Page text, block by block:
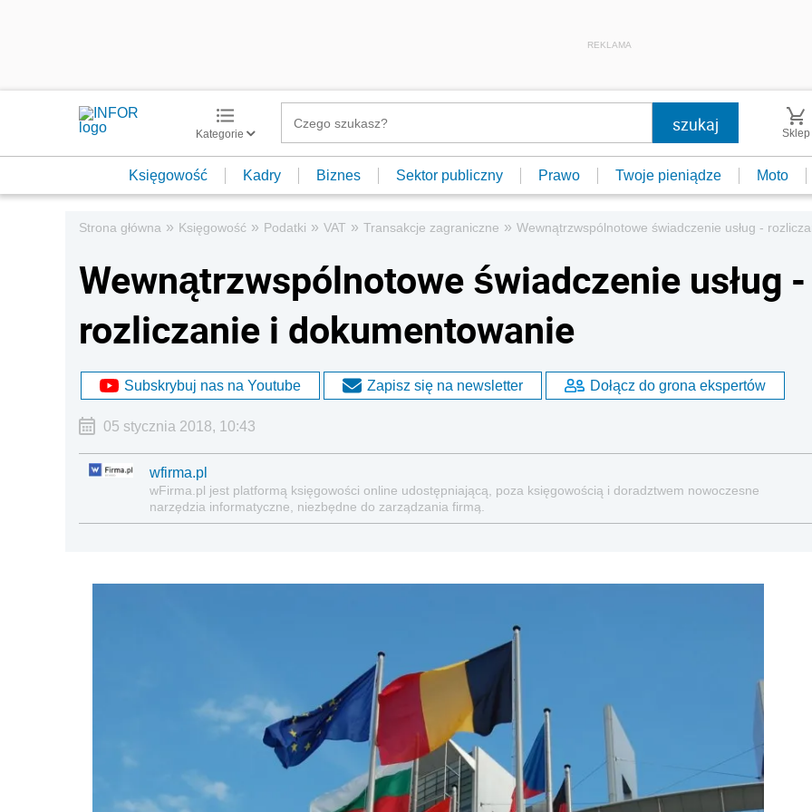
REKLAMA
Kategorie Sklep
Księgowość Kadry Biznes Sektor publiczny Prawo Twoje pieniądze Moto
Strona główna » Księgowość » Podatki » VAT » Transakcje zagraniczne » Wewnątrzwspólnotowe świadczenie usług -
Wewnątrzwspólnotowe świadczenie usług -
rozliczanie i dokumentowanie
Subskrybuj nas na Youtube Zapisz się na newsletter Dołącz do grona ekspertów
05 stycznia 2018, 10:43
wfirma.pl
wFirma.pl jest platformą księgowości on­line udostępniającą, poza księgowością i doradztwem nowoczesne
narzędzia informatyczne, niezbędne do zarządzania firmą.